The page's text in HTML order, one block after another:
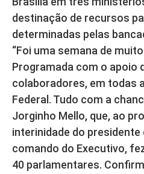
destinação de recursos
determinadas pelas
“Foi uma semana de
Programada com o apoio
colaboradores, em todas
Federal. Tudo com a
Jorginho Mello, que, ao
interinidade do presidente
comando do Executivo,
40 parlamentares.